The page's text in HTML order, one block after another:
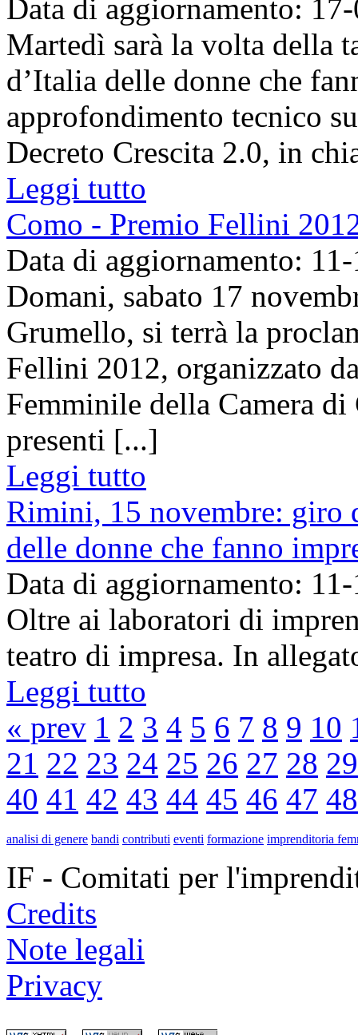
Data di aggiornamento:
Martedì sarà la volta della
d’Italia delle donne che
approfondimento tecnico
Decreto Crescita 2.0, in
Leggi tutto
Como - Premio Fellini
Data di aggiornamento:
Domani, sabato 17
Grumello, si terrà la
Fellini 2012, organizzato
Femminile della Camera
presenti [...]
Leggi tutto
Rimini, 15 novembre:
delle donne che fanno
Data di aggiornamento:
Oltre ai laboratori di
teatro di impresa. In
Leggi tutto
« prev 1 2 3 4 5 6 7 8 9 10
21 22 23 24 25 26 27 28 29
40 41 42 43 44 45 46 47 48
analisi di genere bandi contributi eventi formazione imprenditoria
IF - Comitati per
Credits
Note legali
Privacy